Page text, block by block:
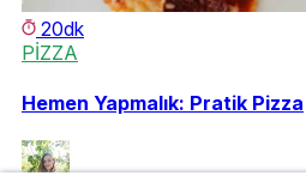
20dk
PİZZA
Hemen Yapmalık: Pratik Pizza